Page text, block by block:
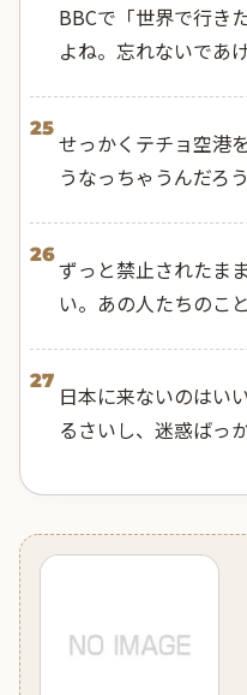
BBCで「世界で行き
よね。忘れないであ
25
せっかくテチョ空港
うなっちゃうんだろう
26
ずっと禁止されたま
い。あの人たちのこ
27
日本に来ないのはい
るさいし、迷惑ばっ